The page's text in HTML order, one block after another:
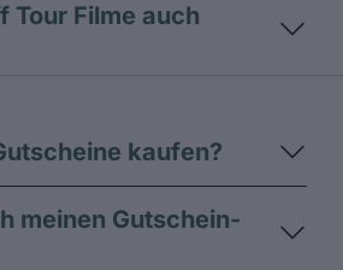
Tour Filme auch
kaufen?
meinen Gutschein-